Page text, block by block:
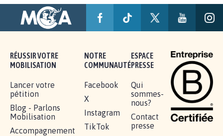
RÉUSSIR VOTRE
MOBILISATION
Lancer votre
pétition
Blog - Parlons
Mobilisation
Accompagnement
NOTRE
COMMUNAUTÉ
Facebook
X
Instagram
TikTok
ESPACE
PRESSE
Qui
sommes-
nous?
Contact
presse